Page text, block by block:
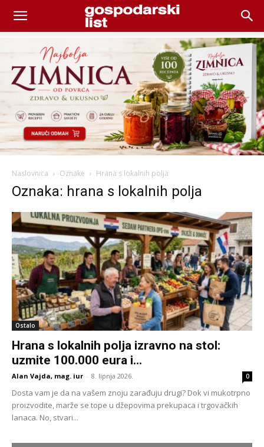
Naslovnica Oznake Hrana s lokalnih polja
Oznaka: hrana s lokalnih polja
Ostalo
Hrana s lokalnih polja izravno na stol:
uzmite 100.000 eura i...
Alan Vajda, mag. iur - 8. lipnja 2026. 0
Dosta vam je da na vašem znoju zarađuju drugi? Dok vi mukotrpno
proizvodite, marže se tope u džepovima prekupaca i trgovačkih
lanaca. No, stvari...